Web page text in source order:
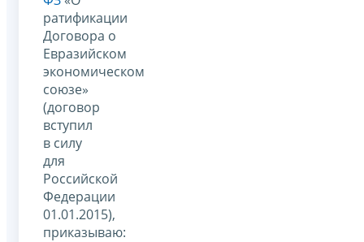
ратификации
Договора о
Евразийском
экономическом
союзе»
(договор
вступил
в силу
для
Российской
Федерации
01.01.2015),
приказываю: